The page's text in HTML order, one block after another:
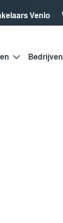
Venlo
Bedrijven